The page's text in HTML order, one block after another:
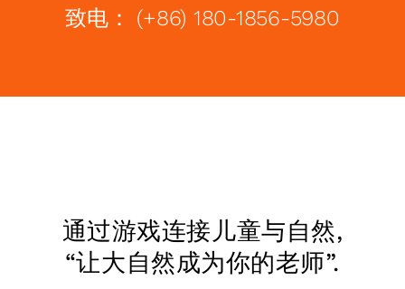
致电： (+86) 180-1856-5980
通过游戏连接儿童与自然,
“让大自然成为你的老师”.